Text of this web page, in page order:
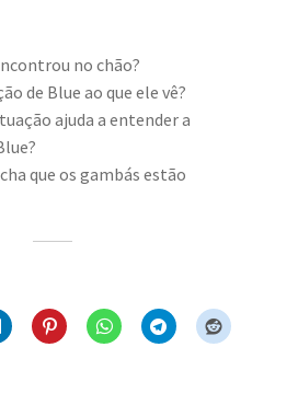
no chão?
de Blue ao que ele vê?
ajuda a entender a
que os gambás estão